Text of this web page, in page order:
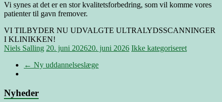
Vi synes at det er en stor kvalitetsforbedring, som vil komme vores
patienter til gavn fremover.
VI TILBYDER NU UDVALGTE ULTRALYDSSCANNINGER
I KLINIKKEN!
Niels Salling 20. juni 202620. juni 2026 Ikke kategoriseret
← Ny uddannelseslæge
Nyheder